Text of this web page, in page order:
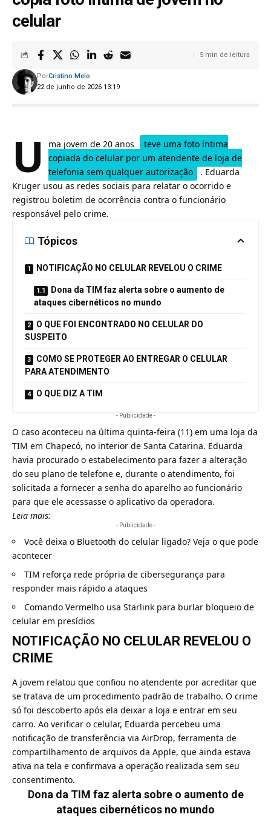
celular
22 de junho de 2026 13:19
PorCristino Melo
5 min de leitura
U ma jovem de 20 anos
teve uma foto íntima
copiada do celular por um atendente de loja de
telefonia sem qualquer autorização
. Eduarda
Kruger usou as redes sociais para relatar o ocorrido e
registrou boletim de ocorrência contra o funcionário
responsável pelo crime.
Tópicos
NOTIFICAÇÃO NO CELULAR REVELOU O CRIME
Dona da TIM faz alerta sobre o aumento de
ataques cibernéticos no mundo
O QUE FOI ENCONTRADO NO CELULAR DO
SUSPEITO
COMO SE PROTEGER AO ENTREGAR O CELULAR
PARA ATENDIMENTO
O QUE DIZ A TIM
- Publicidade -
O caso aconteceu na última quinta-feira (11) em uma loja da
TIM em Chapecó, no interior de Santa Catarina. Eduarda
havia procurado o estabelecimento para fazer a alteração
do seu plano de telefone e, durante o atendimento, foi
solicitada a fornecer a senha do aparelho ao funcionário
para que ele acessasse o aplicativo da operadora.
Leia mais:
- Publicidade -
Você deixa o Bluetooth do celular ligado? Veja o que pode
acontecer
TIM reforça rede própria de cibersegurança para
responder mais rápido a ataques
Comando Vermelho usa Starlink para burlar bloqueio de
celular em presídios
NOTIFICAÇÃO NO CELULAR REVELOU O
CRIME
A jovem relatou que confiou no atendente por acreditar que
se tratava de um procedimento padrão de trabalho. O crime
só foi descoberto após ela deixar a loja e entrar em seu
carro. Ao verificar o celular, Eduarda percebeu uma
notificação de transferência via AirDrop, ferramenta de
compartilhamento de arquivos da Apple, que ainda estava
ativa na tela e confirmava a operação realizada sem seu
consentimento.
Dona da TIM faz alerta sobre o aumento de
ataques cibernéticos no mundo